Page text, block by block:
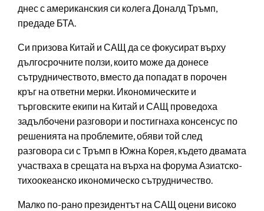
днес с американския си колега Доналд Тръмп,
предаде БТА.
Си призова Китай и САЩ да се фокусират върху
дългосрочните ползи, които може да донесе
сътрудничеството, вместо да попадат в порочен
кръг на ответни мерки. Икономическите и
търговските екипи на Китай и САЩ проведоха
задълбочени разговори и постигнаха консенсус по
решенията на проблемите, обяви той след
разговора си с Тръмп в Южна Корея, където двамата
участваха в срещата на върха на форума Азиатско-
тихоокеанско икономическо сътрудничество.
Малко по-рано президентът на САЩ оцени високо